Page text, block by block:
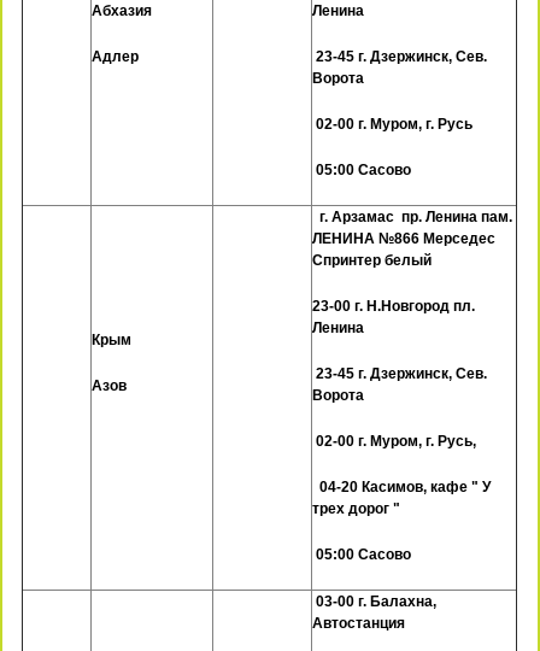
Абхазия
Адлер
Ленина
23-45 г. Дзержинск, Сев.
Ворота
02-00 г. Муром, г. Русь
05:00 Сасово
Крым
Азов
г. Арзамас пр. Ленина пам.
ЛЕНИНА №866 Мерседес
Спринтер белый
23-00 г. Н.Новгород пл.
Ленина
23-45 г. Дзержинск, Сев.
Ворота
02-00 г. Муром, г. Русь,
04-20 Касимов, кафе " У
трех дорог "
05:00 Сасово
03-00 г. Балахна,
Автостанция